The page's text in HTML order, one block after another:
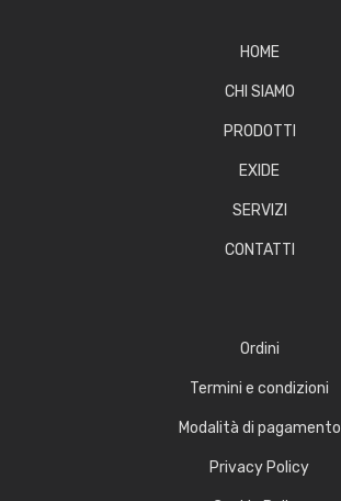
HOME
CHI SIAMO
PRODOTTI
EXIDE
SERVIZI
CONTATTI
Ordini
Termini e condizioni
Modalità di pagamento
Privacy Policy